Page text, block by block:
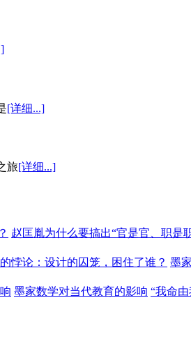
[详细...]
旅[详细...]
赵匡胤为什么要搞出“官是官、职是
悖论：设计的囚笼，困住了谁？ 墨
墨家数学对当代教育的影响 “我命